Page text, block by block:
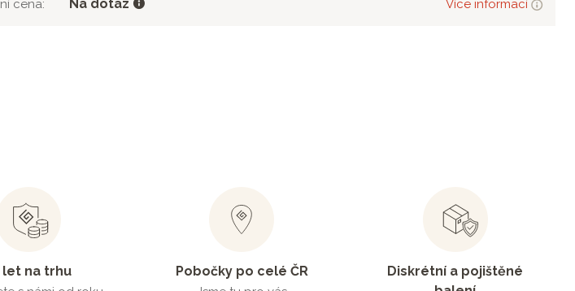
cena: Na dotaz Více informací
let na trhu Pobočky po celé ČR
Diskrétní a pojištěné